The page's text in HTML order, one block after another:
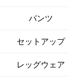
パンツ
セットアップ
レッグウェア